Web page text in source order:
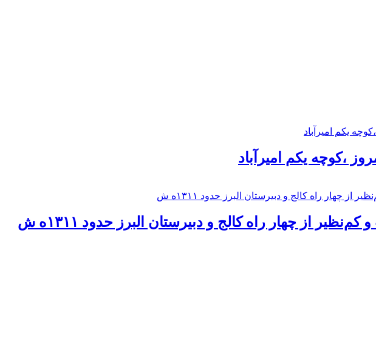
،کوچه یکم امیرآباد
از چهار راه كالج و دبيرستان البرز حدود ۱۳۱۱ه ش